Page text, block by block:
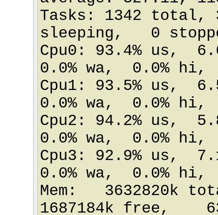
Tasks: 1342 total,
sleeping, 0
Cpu0: 93.4% us,
0.0% wa, 0.0% hi,
Cpu1: 93.5% us,
0.0% wa, 0.0% hi,
Cpu2: 94.2% us,
0.0% wa, 0.0% hi,
Cpu3: 92.9% us,
0.0% wa, 0.0% hi,
Mem: 3632820k
1687184k free,